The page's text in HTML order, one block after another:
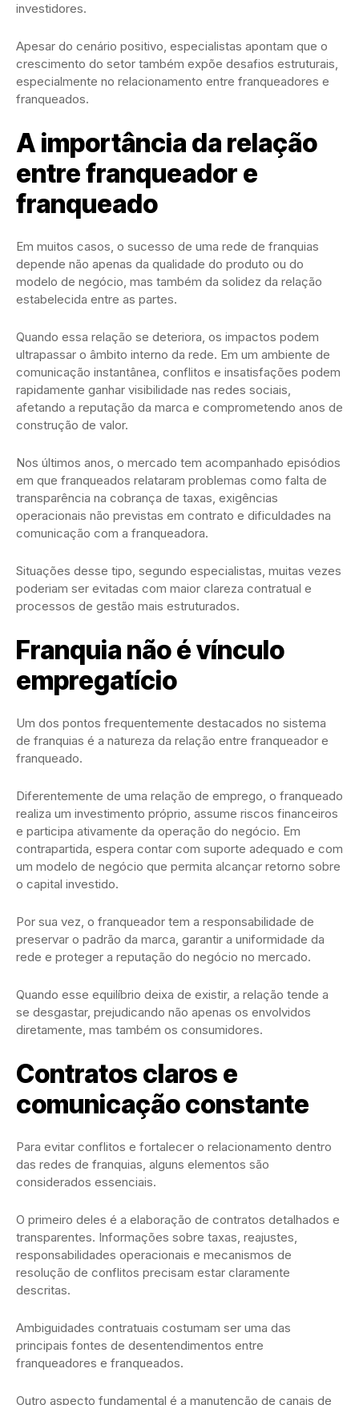
investidores.
Apesar do cenário positivo, especialistas apontam que o
crescimento do setor também expõe desafios estruturais,
especialmente no relacionamento entre franqueadores e
franqueados.
A importância da relação
entre franqueador e
franqueado
Em muitos casos, o sucesso de uma rede de franquias
depende não apenas da qualidade do produto ou do
modelo de negócio, mas também da solidez da relação
estabelecida entre as partes.
Quando essa relação se deteriora, os impactos podem
ultrapassar o âmbito interno da rede. Em um ambiente de
comunicação instantânea, conflitos e insatisfações podem
rapidamente ganhar visibilidade nas redes sociais,
afetando a reputação da marca e comprometendo anos de
construção de valor.
Nos últimos anos, o mercado tem acompanhado episódios
em que franqueados relataram problemas como falta de
transparência na cobrança de taxas, exigências
operacionais não previstas em contrato e dificuldades na
comunicação com a franqueadora.
Situações desse tipo, segundo especialistas, muitas vezes
poderiam ser evitadas com maior clareza contratual e
processos de gestão mais estruturados.
Franquia não é vínculo
empregatício
Um dos pontos frequentemente destacados no sistema
de franquias é a natureza da relação entre franqueador e
franqueado.
Diferentemente de uma relação de emprego, o franqueado
realiza um investimento próprio, assume riscos financeiros
e participa ativamente da operação do negócio. Em
contrapartida, espera contar com suporte adequado e com
um modelo de negócio que permita alcançar retorno sobre
o capital investido.
Por sua vez, o franqueador tem a responsabilidade de
preservar o padrão da marca, garantir a uniformidade da
rede e proteger a reputação do negócio no mercado.
Quando esse equilíbrio deixa de existir, a relação tende a
se desgastar, prejudicando não apenas os envolvidos
diretamente, mas também os consumidores.
Contratos claros e
comunicação constante
Para evitar conflitos e fortalecer o relacionamento dentro
das redes de franquias, alguns elementos são
considerados essenciais.
O primeiro deles é a elaboração de contratos detalhados e
transparentes. Informações sobre taxas, reajustes,
responsabilidades operacionais e mecanismos de
resolução de conflitos precisam estar claramente
descritas.
Ambiguidades contratuais costumam ser uma das
principais fontes de desentendimentos entre
franqueadores e franqueados.
Outro aspecto fundamental é a manutenção de canais de